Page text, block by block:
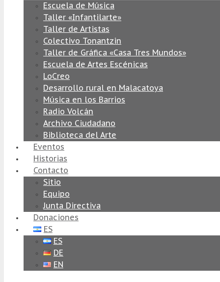
Escuela de Música
Taller «Infantilarte»
Taller de Artistas
Colectivo Tonantzin
Taller de Gráfica «Casa Tres Mundos»
Escuela de Artes Escénicas
LoCreo
Desarrollo rural en Malacatoya
Música en los Barrios
Radio Volcán
Archivo Ciudadano
Biblioteca del Arte
Eventos
Historias
Contacto
Sitio
Equipo
Junta Directiva
Donaciones
ES
ES
DE
EN